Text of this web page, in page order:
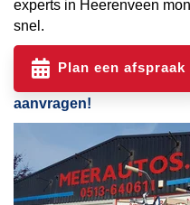
experts in Heerenveen
snel.
Plan een afspraak
aanvragen!